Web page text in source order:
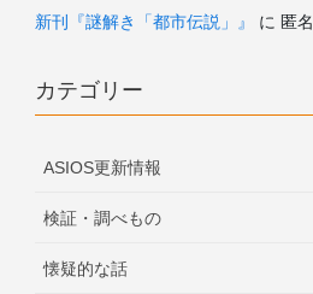
新刊『謎解き「都市伝説」』 に匿名
カテゴリー
ASIOS更新情報
検証・調べもの
懐疑的な話